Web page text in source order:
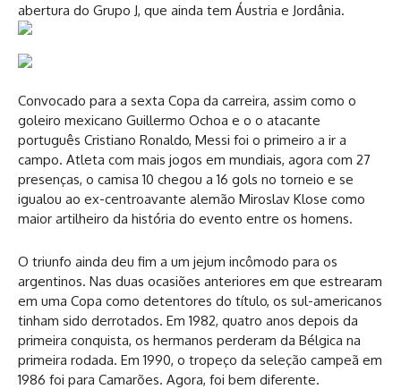
abertura do Grupo J, que ainda tem Áustria e Jordânia.
Convocado para a sexta Copa da carreira, assim como o
goleiro mexicano Guillermo Ochoa e o o atacante
português Cristiano Ronaldo, Messi foi o primeiro a ir a
campo. Atleta com mais jogos em mundiais, agora com 27
presenças, o camisa 10 chegou a 16 gols no torneio e se
igualou ao ex-centroavante alemão Miroslav Klose como
maior artilheiro da história do evento entre os homens.
O triunfo ainda deu fim a um jejum incômodo para os
argentinos. Nas duas ocasiões anteriores em que estrearam
em uma Copa como detentores do título, os sul-americanos
tinham sido derrotados. Em 1982, quatro anos depois da
primeira conquista, os hermanos perderam da Bélgica na
primeira rodada. Em 1990, o tropeço da seleção campeã em
1986 foi para Camarões. Agora, foi bem diferente.